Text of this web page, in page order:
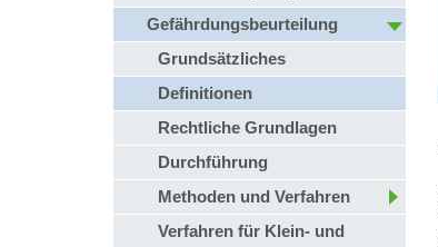
Gefährdungsbeurteilung
Grundsätzliches
Definitionen
Rechtliche Grundlagen
Durchführung
Methoden und Verfahren
Verfahren für Klein- und